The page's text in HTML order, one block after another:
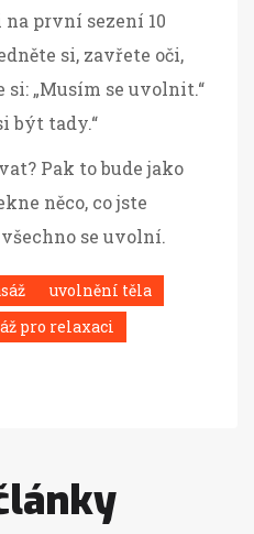
na první sezení 10
si, zavřete oči,
„Musím se uvolnit.“
být tady.“
Pak to bude jako
něco, co jste
se uvolní.
uvolnění těla
pro relaxaci